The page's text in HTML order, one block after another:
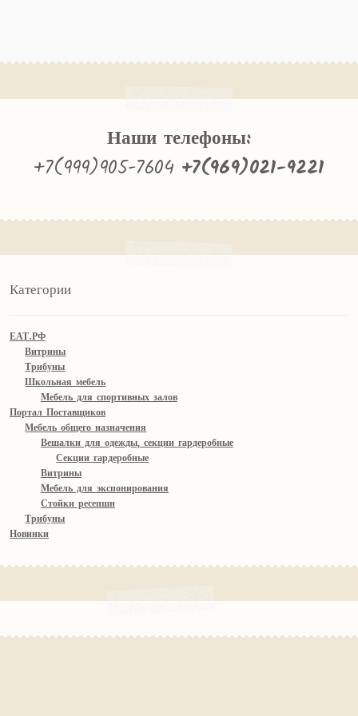
Наши телефоны:
+7(999)905-7604 +7(969)021-9221
Категории
ЕАТ.РФ
Витрины
Трибуны
Школьная мебель
Мебель для спортивных залов
Портал Поставщиков
Мебель общего назначения
Вешалки для одежды, секции гардеробные
Секции гардеробные
Витрины
Мебель для экспонирования
Стойки ресепшн
Трибуны
Новинки